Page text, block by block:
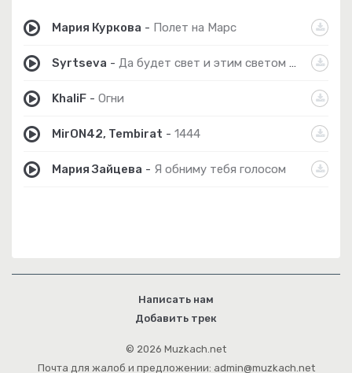
Мария Куркова - Полет на Марс
Syrtseva - Да будет свет и этим светом будут души
KhaliF - Огни
MirON42, Tembirat - 1444
Мария Зайцева - Я обниму тебя голосом
Написать нам
Добавить трек
© 2026 Muzkach.net
Почта для жалоб и предложении: admin@muzkach.net